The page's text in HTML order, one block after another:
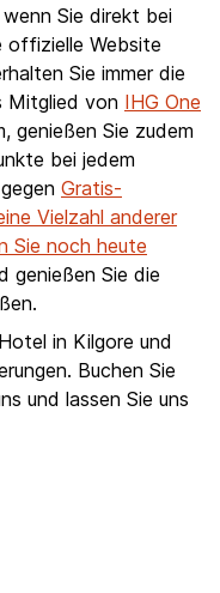
Sie direkt bei
offizielle Website
Sie immer die
Mitglied von IHG One
genießen Sie zudem
bei jedem
Gratis-
Vielzahl anderer
Sie noch heute
genießen Sie die
in Kilgore und
Buchen Sie
und lassen Sie uns